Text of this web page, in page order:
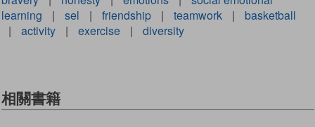
learning
| sel | friendship | teamwork |
basketball
|
activity | exercise | diversity
相關書籍